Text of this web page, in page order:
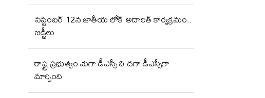
సెప్టెంబర్ 12న జాతీయ లోక్ అదాలత్ కార్యక్రమం..
జడ్జీలు
రాష్ట్ర ప్రభుత్వం మెగా డీఎస్సీ ని దగా డీఎస్సీగా
మార్చింది